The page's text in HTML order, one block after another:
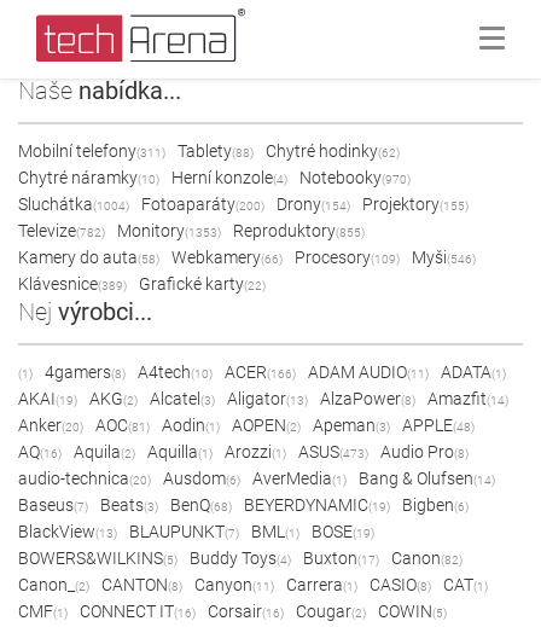
Naše nabídka...
Mobilní telefony(311) Tablety(88) Chytré hodinky(62)
Chytré náramky(10) Herní konzole(4) Notebooky(970)
Sluchátka(1004) Fotoaparáty(200) Drony(154) Projektory(155)
Televize(782) Monitory(1353) Reproduktory(855)
Kamery do auta(58) Webkamery(66) Procesory(109) Myši(546)
Klávesnice(389) Grafické karty(22)
Nej výrobci...
(1) 4gamers(8) A4tech(10) ACER(166) ADAM AUDIO(11) ADATA(1)
AKAI(19) AKG(2) Alcatel (3) Aligator(13) AlzaPower(8) Amazfit(14)
Anker(20) AOC(81) Aodin(1) AOPEN(2) Apeman(3) APPLE(48)
AQ(16) Aquila(2) Aquilla(1) Arozzi(1) ASUS(473) Audio Pro(8)
audio-technica(20) Ausdom(6) AverMedia(1) Bang & Olufsen(14)
Baseus(7) Beats(3) BenQ(68) BEYERDYNAMIC(19) Bigben(6)
BlackView(13) BLAUPUNKT(7) BML (1) BOSE(19)
BOWERS&WILKINS(5) Buddy Toys(4) Buxton(17) Canon(82)
Canon_ (2) CANTON(8) Canyon(11) Carrera(1) CASIO(8) CAT(1)
CMF(1) CONNECT IT(16) Corsair(16) Cougar(2) COWIN(5)